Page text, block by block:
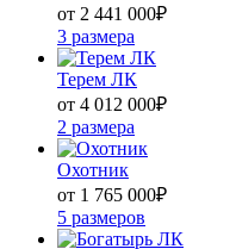
от 2 441 000₽
3 размера
Терем ЛК
от 4 012 000₽
2 размера
Охотник
от 1 765 000₽
5 размеров